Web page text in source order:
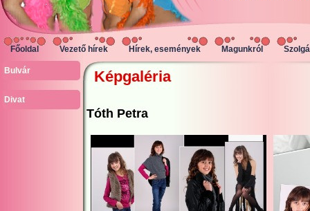
Főoldal Vezető hírek Hírek, események Magunkról
Bulvár
Divat
Képgaléria
Tóth Petra